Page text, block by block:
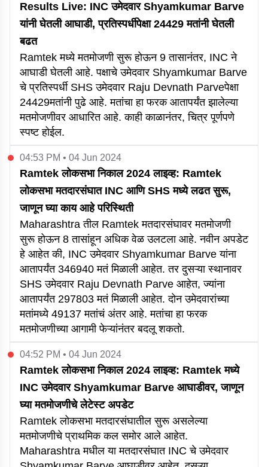
Results Live: INC उमेदवार Shyamkumar Barve
यांनी घेतली आघाडी, प्रतिस्पर्धीपेक्षा 24429 मतांनी घेतली
बढत
Ramtek मध्ये मतमोजणी सुरू होऊन 9 तासानंतर, INC ने
आघाडी घेतली आहे. पक्षाचे उमेदवार Shyamkumar Barve
चे प्रतिस्पर्धी SHS उमेदवार Raju Devnath Parveपेक्षा
24429मतांनी पुढे आहे. मतांचा हा फरक आतापर्यंत झालेल्या
मतमोजणीवर आधारित आहे. काही काळानंतर, चित्र पूर्णपणे
स्पष्ट होईल.
04:53 PM • 04 Jun 2024
Ramtek लोकसभा निकाल 2024 लाइव्ह: Ramtek
लोकसभा मतदारसंघात INC आणि SHS मध्ये लढत सुरू,
जाणून घ्या काय आहे परिस्थिती
Maharashtra तील Ramtek मतदारसंघावर मतमोजणी
सुरू होऊन 8 तासांहून अधिक वेळ उलटला आहे. नवीन अपडेट
हे आहेत की, INC उमेदवार Shyamkumar Barve यांना
आतापर्यंत 346940 मतं मिळाली आहेत. तर दुसऱ्या स्थानावर
SHS उमेदवार Raju Devnath Parve आहेत, ज्यांना
आतापर्यंत 297803 मतं मिळाली आहेत. दोन उमेदवारांच्या
मतांमध्ये 49137 मतांचं अंतर आहे. मतांचा हा फरक
मतमोजणीच्या आगामी फेऱ्यांनंतर बदलू शकतो.
04:52 PM • 04 Jun 2024
Ramtek लोकसभा निकाल 2024 लाइव्ह: Ramtek मध्ये
INC उमेदवार Shyamkumar Barve आघाडीवर, जाणून
घ्या मतमोजणीचे लेटेस्ट अपडेट
Ramtek लोकसभा मतदारसंघातील सुरू असलेल्या
मतमोजणीचे प्राथमिक कल समोर आले आहेत.
Maharashtra मधील या मतदारसंघात INC चे उमेदवार